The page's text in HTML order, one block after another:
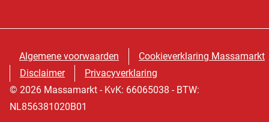
Algemene voorwaarden
Cookieverklaring Massamarkt
Disclaimer
Privacyverklaring
© 2026 Massamarkt - KvK: 66065038 - BTW:
NL856381020B01